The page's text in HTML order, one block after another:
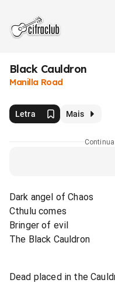
Black Cauldron
Manilla Road
Letra Mais
Dark angel of Chaos
Cthulu comes
Bringer of evil
The Black Cauldron
Dead placed in the